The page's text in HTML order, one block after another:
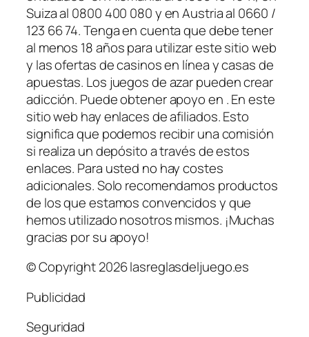
Suiza al 0800 400 080 y en Austria al 0660 /
123 66 74. Tenga en cuenta que debe tener
al menos 18 años para utilizar este sitio web
y las ofertas de casinos en línea y casas de
apuestas. Los juegos de azar pueden crear
adicción. Puede obtener apoyo en . En este
sitio web hay enlaces de afiliados. Esto
significa que podemos recibir una comisión
si realiza un depósito a través de estos
enlaces. Para usted no hay costes
adicionales. Solo recomendamos productos
de los que estamos convencidos y que
hemos utilizado nosotros mismos. ¡Muchas
gracias por su apoyo!
© Copyright 2026 lasreglasdeljuego.es
Publicidad
Seguridad